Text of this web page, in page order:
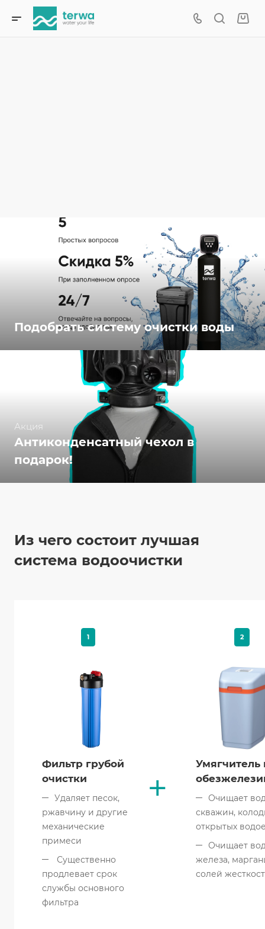
Подобрать систему очистки воды
Акция
Антиконденсатный чехол в
подарок!
Из чего состоит лучшая
система водоочистки
1
Фильтр грубой
очистки
Удаляет песок,
ржавчину и другие
механические
примеси
Существенно
продлевает срок
службы основного
фильтра
+
2
Умягчитель
Очищает
скважин,
открытых
Очищает
железа,
солей